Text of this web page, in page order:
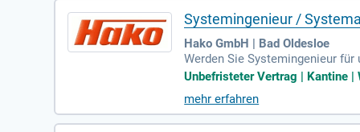
Systemingenieur /
Hako GmbH | Bad Oldesloe
Werden Sie Systemingenieur
verwandeln komplexe
isches Gesamtfahrzeug zu
n engagierten Systemingenieur
erentwickelt. Bewerben Sie
Unbefristeter Vertrag | Kantine
mehr erfahren